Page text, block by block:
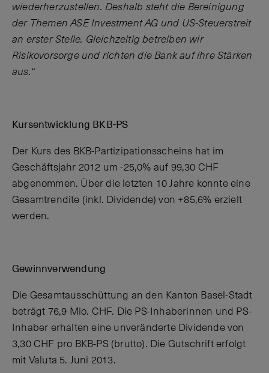
wiederherzustellen. Deshalb steht die Bereinigung
der Themen ASE Investment AG und US-Steuerstreit
an erster Stelle. Gleichzeitig betreiben wir
Risikovorsorge und richten die Bank auf ihre Stärken
aus.“
Kursentwicklung BKB-PS
Der Kurs des BKB-Partizipationsscheins hat im
Geschäftsjahr 2012 um -25,0% auf 99,30 CHF
abgenommen. Über die letzten 10 Jahre konnte eine
Gesamtrendite (inkl. Dividende) von +85,6% erzielt
werden.
Gewinnverwendung
Die Gesamtausschüttung an den Kanton Basel-Stadt
beträgt 76,9 Mio. CHF. Die PS-Inhaberinnen und PS-
Inhaber erhalten eine unveränderte Dividende von
3,30 CHF pro BKB-PS (brutto). Die Gutschrift erfolgt
mit Valuta 5. Juni 2013.